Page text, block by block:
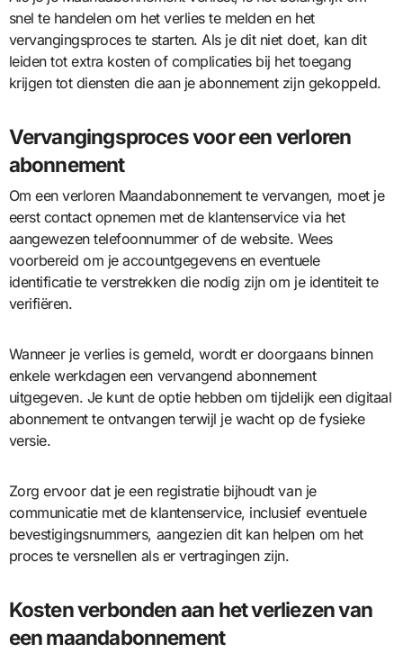
snel te handelen om het verlies te melden en het
vervangingsproces te starten. Als je dit niet doet, kan dit
leiden tot extra kosten of complicaties bij het toegang
krijgen tot diensten die aan je abonnement zijn gekoppeld.
Vervangingsproces voor een verloren
abonnement
Om een verloren Maandabonnement te vervangen, moet je
eerst contact opnemen met de klantenservice via het
aangewezen telefoonnummer of de website. Wees
voorbereid om je accountgegevens en eventuele
identificatie te verstrekken die nodig zijn om je identiteit te
verifiëren.
Wanneer je verlies is gemeld, wordt er doorgaans binnen
enkele werkdagen een vervangend abonnement
uitgegeven. Je kunt de optie hebben om tijdelijk een digitaal
abonnement te ontvangen terwijl je wacht op de fysieke
versie.
Zorg ervoor dat je een registratie bijhoudt van je
communicatie met de klantenservice, inclusief eventuele
bevestigingsnummers, aangezien dit kan helpen om het
proces te versnellen als er vertragingen zijn.
Kosten verbonden aan het verliezen van
een maandabonnement